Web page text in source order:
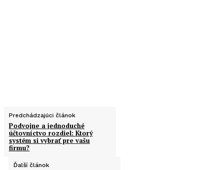
Predchádzajúci článok
Podvojne a jednoduché
účtovníctvo rozdiel: Ktorý
systém si vybrať pre vašu
firmu?
Ďalší článok